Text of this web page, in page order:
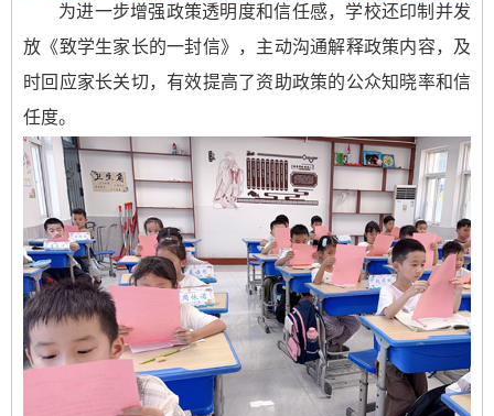
为进一步增强政策透明度和信任感，学校还印制并发
放《致学生家长的一封信》，主动沟通解释政策内容，及
时回应家长关切，有效提高了资助政策的公众知晓率和信
任度。